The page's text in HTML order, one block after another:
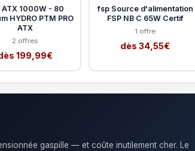
ATX 1000W - 80
HYDRO PTM PRO
ATX
2 offres
199,99€
fsp Source d'alimentation
FSP NB C 65W Certif
1 offre
dès 34,55€
gaspille — et coûte inutilement cher. Le